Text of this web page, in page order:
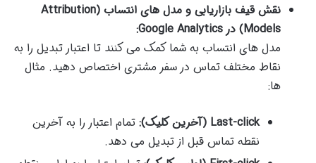
نقش قیف بازاریابی و مدل های انتساب (Attribution
Models) در Google Analytics:
مدل های انتساب به شما کمک می کنند تا اعتبار تبدیل را به
نقاط مختلف تماس در سفر مشتری اختصاص دهید. مثال
ها:
Last-click (آخرین کلیک):
تمام اعتبار را به آخرین
نقطه تماس قبل از تبدیل می دهد.